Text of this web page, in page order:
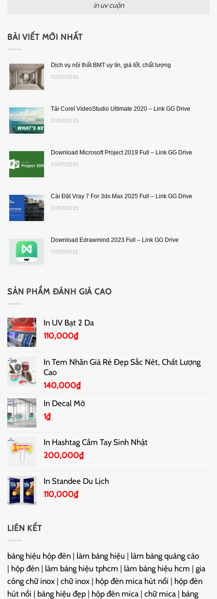
in uv cuộn
BÀI VIẾT MỚI NHẤT
Dịch vụ nội thất BMT uy tín, giá tốt, chất lượng
12/07/2026
Tải Corel VideoStudio Ultimate 2020 – Link GG Drive
21/07/2025
Download Microsoft Project 2019 Full – Link GG Drive
21/07/2025
Cài Đặt Vray 7 For 3ds Max 2025 Full – Link GG Drive
21/07/2025
Download Edrawmind 2023 Full – Link GG Drive
17/07/2025
SẢN PHẨM ĐÁNH GIÁ CAO
In UV Bạt 2 Da
110,000₫
In Tem Nhãn Giá Rẻ Đẹp Sắc Nét, Chất Lượng
Cao
140,000₫
In Decal Mờ
1₫
In Hashtag Cầm Tay Sinh Nhật
200,000₫
In Standee Du Lịch
110,000₫
LIÊN KẾT
bảng hiệu hộp đèn | làm bảng hiệu | làm bảng quảng cáo
| hộp đèn | làm bảng hiệu tphcm | làm bảng hiệu hcm | gia
công chữ inox | chữ inox | hộp đèn mica hút nổi | hộp đèn
hút nổi | bảng hiệu đẹp | hộp đèn mica | chữ mica | bảng